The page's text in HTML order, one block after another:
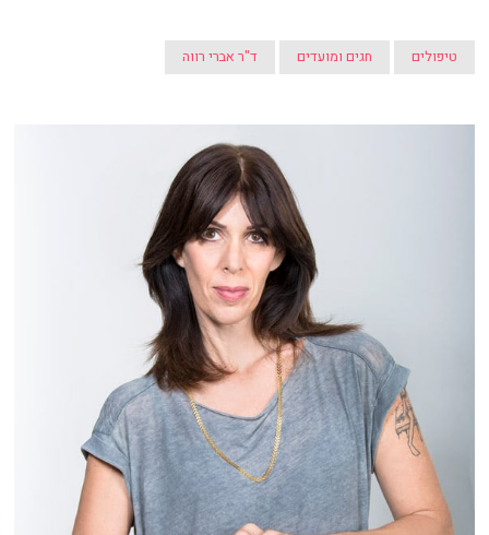
טיפולים חגים ומועדים ד"ר אברי רווה